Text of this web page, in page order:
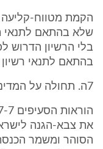
הקמת מטווח-קליעה
שלא בהתאם לתנאי
בהתאם לתנאי
7ה. תחולה על המדינה (תיקון: תשכ"ב, תשל"א)6
את צבא-הגנה
הסוהר ומשמר